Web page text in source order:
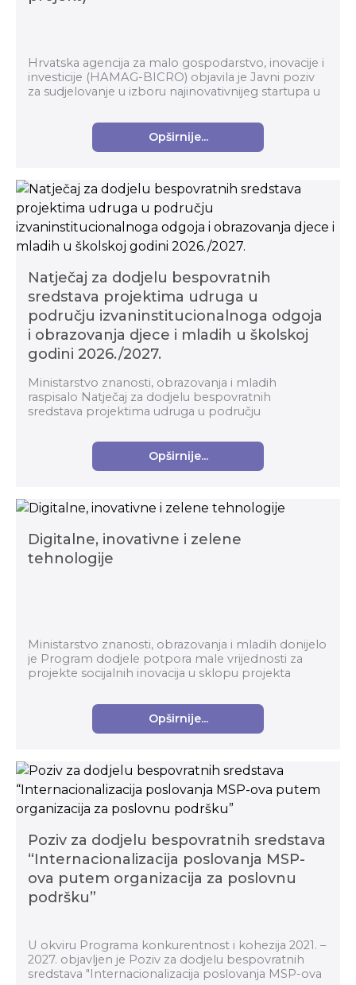
Hrvatska agencija za malo gospodarstvo, inovacije i
investicije (HAMAG-BICRO) objavila je Javni poziv
za sudjelovanje u izboru najinovativnijeg startupa u
Opširnije...
Natječaj za dodjelu bespovratnih
sredstava projektima udruga u
području izvaninstitucionalnoga odgoja
i obrazovanja djece i mladih u školskoj
godini 2026./2027.
Ministarstvo znanosti, obrazovanja i mladih
raspisalo Natječaj za dodjelu bespovratnih
sredstava projektima udruga u području
mladih u školskoj g...
Opširnije...
Digitalne, inovativne i zelene
tehnologije
Ministarstvo znanosti, obrazovanja i mladih donijelo
je Program dodjele potpora male vrijednosti za
projekte socijalnih inovacija u sklopu projekta
Opširnije...
Poziv za dodjelu bespovratnih sredstava
“Internacionalizacija poslovanja MSP-
ova putem organizacija za poslovnu
podršku”
U okviru Programa konkurentnost i kohezija 2021. –
2027. objavljen je Poziv za dodjelu bespovratnih
sredstava "Internacionalizacija poslovanja MSP-ova